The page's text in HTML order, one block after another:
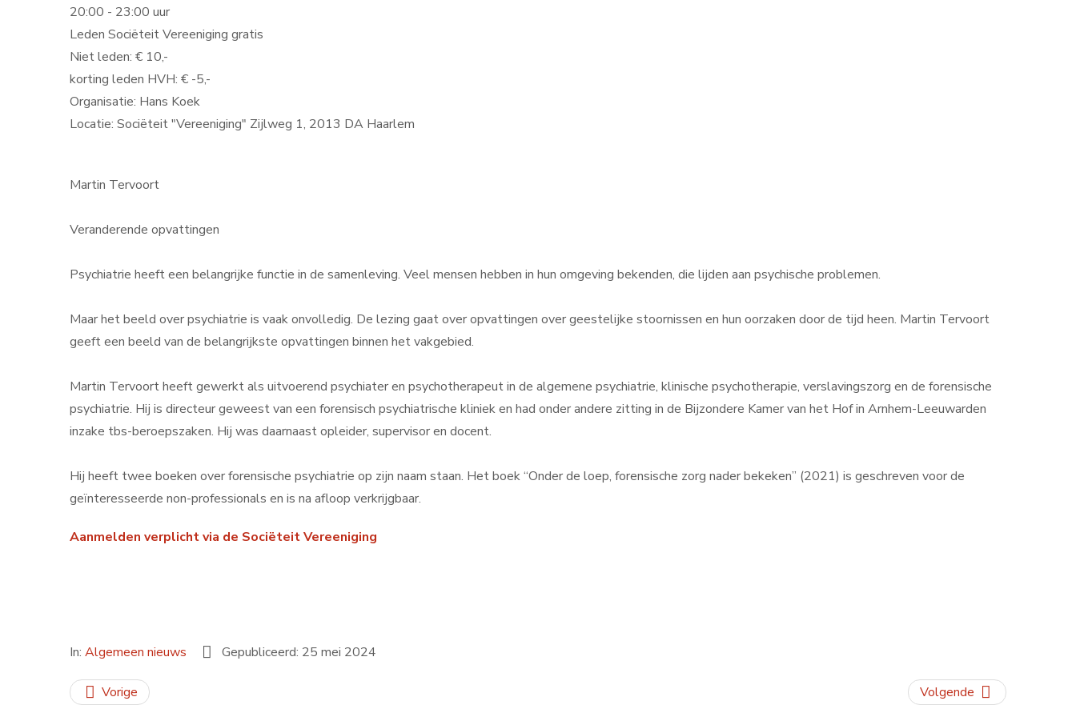
20:00 - 23:00 uur
Leden Sociëteit Vereeniging gratis
Niet leden: € 10,-
korting leden HVH: € -5,-
Organisatie: Hans Koek
Locatie: Sociëteit "Vereeniging" Zijlweg 1, 2013 DA Haarlem
Martin Tervoort
Veranderende opvattingen
Psychiatrie heeft een belangrijke functie in de samenleving. Veel mensen hebben in hun omgeving bekenden, die lijden aan psychische problemen.
Maar het beeld over psychiatrie is vaak onvolledig. De lezing gaat over opvattingen over geestelijke stoornissen en hun oorzaken door de tijd heen. Martin Tervoort
geeft een beeld van de belangrijkste opvattingen binnen het vakgebied.
Martin Tervoort heeft gewerkt als uitvoerend psychiater en psychotherapeut in de algemene psychiatrie, klinische psychotherapie, verslavingszorg en de forensische
psychiatrie. Hij is directeur geweest van een forensisch psychiatrische kliniek en had onder andere zitting in de Bijzondere Kamer van het Hof in Arnhem-Leeuwarden
inzake tbs-beroepszaken. Hij was daarnaast opleider, supervisor en docent.
Hij heeft twee boeken over forensische psychiatrie op zijn naam staan. Het boek “Onder de loep, forensische zorg nader bekeken” (2021) is geschreven voor de
geïnteresseerde non-professionals en is na afloop verkrijgbaar.
Aanmelden verplicht via de Sociëteit Vereeniging
In: Algemeen nieuws Gepubliceerd: 25 mei 2024
Vorige Volgende